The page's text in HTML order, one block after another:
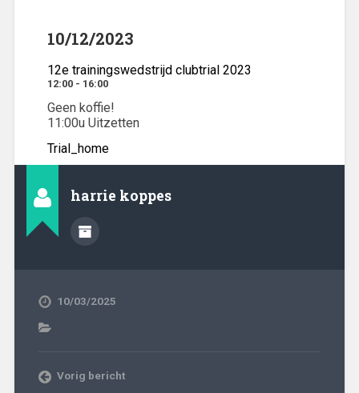
10/12/2023
12e trainingswedstrijd clubtrial 2023
12:00 - 16:00
Geen koffie!
11:00u Uitzetten
Trial_home
harrie koppes
10/03/2025
Vorig bericht